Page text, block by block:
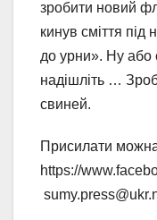
зробити новий
кинув сміття під
до урни». Ну або
надішліть …
свиней.
Присилати
https://